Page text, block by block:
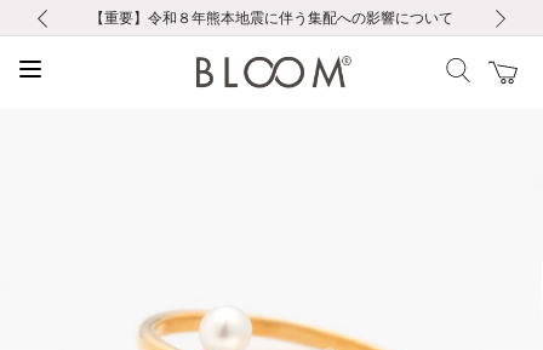
会員限定！レビュー投稿で100ポイントプレゼント
【重要】夏季休業の営業についてのご案内
【重要】令和８年熊本地震に伴う集配への影響について
【重要】ギフトラッピング料金改定および仕様変更のお知らせ
税込5,500円以上で送料無料｜最短24時間以内に発送
新規会員登録で1000ポイントプレゼント！
新規LINE友だち登録で500円クーポンプレゼント
会員限定！レビュー投稿で100ポイントプレゼント
【重要】夏季休業の営業についてのご案内